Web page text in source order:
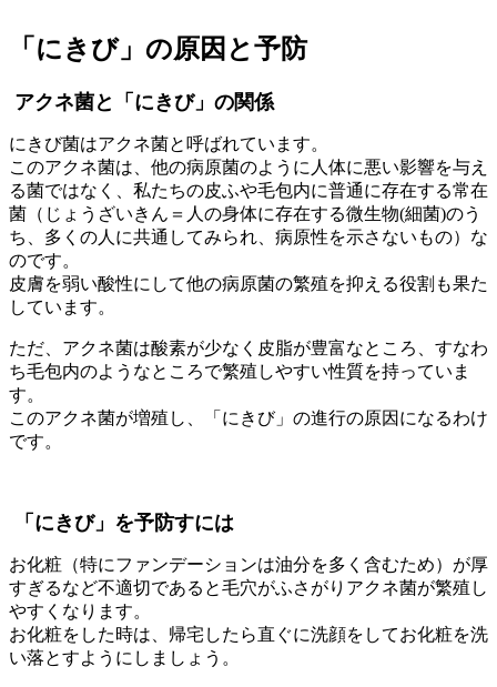
「にきび」の原因と予防
アクネ菌と「にきび」の関係
にきび菌はアクネ菌と呼ばれています。
このアクネ菌は、他の病原菌のように人体に悪い影響を与え
る菌ではなく、私たちの皮ふや毛包内に普通に存在する常在
菌（じょうざいきん＝人の身体に存在する微生物(細菌)のう
ち、多くの人に共通してみられ、病原性を示さないもの）な
のです。
皮膚を弱い酸性にして他の病原菌の繁殖を抑える役割も果た
しています。
ただ、アクネ菌は酸素が少なく皮脂が豊富なところ、すなわ
ち毛包内のようなところで繁殖しやすい性質を持っていま
す。
このアクネ菌が増殖し、「にきび」の進行の原因になるわけ
です。
「にきび」を予防すには
お化粧（特にファンデーションは油分を多く含むため）が厚
すぎるなど不適切であると毛穴がふさがりアクネ菌が繁殖し
やすくなります。
お化粧をした時は、帰宅したら直ぐに洗顔をしてお化粧を洗
い落とすようにしましょう。